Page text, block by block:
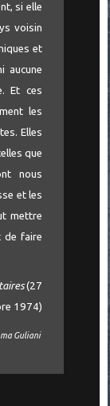
si elle
voisin
et
aucune
Et ces
les
Elles
que
nous
et les
mettre
de faire
(27
1974)
Guliani